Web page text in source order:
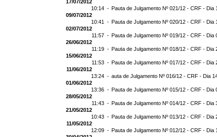
17/07/2012
10:14 - Pauta de Julgamento Nº 021/12 - CRF - Dia
09/07/2012
10:41 - Pauta de Julgamento Nº 020/12 - CRF - Dia
02/07/2012
11:57 - Pauta de Julgamento Nº 019/12 - CRF - Dia
26/06/2012
11:19 - Pauta de Julgamento Nº 018/12 - CRF - Dia
15/06/2012
11:53 - Pauta de Julgamento Nº 017/12 - CRF - Dia
11/06/2012
13:24 - auta de Julgamento Nº 016/12 - CRF - Dia
01/06/2012
13:36 - Pauta de Julgamento Nº 015/12 - CRF - Dia
28/05/2012
11:43 - Pauta de Julgamento Nº 014/12 - CRF - Dia
21/05/2012
10:43 - Pauta de Julgamento Nº 013/12 - CRF - Dia
11/05/2012
12:09 - Pauta de Julgamento Nº 012/12 - CRF - Dia